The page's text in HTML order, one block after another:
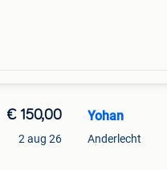
€ 150,00
2 aug 26
Yohan
Anderlecht